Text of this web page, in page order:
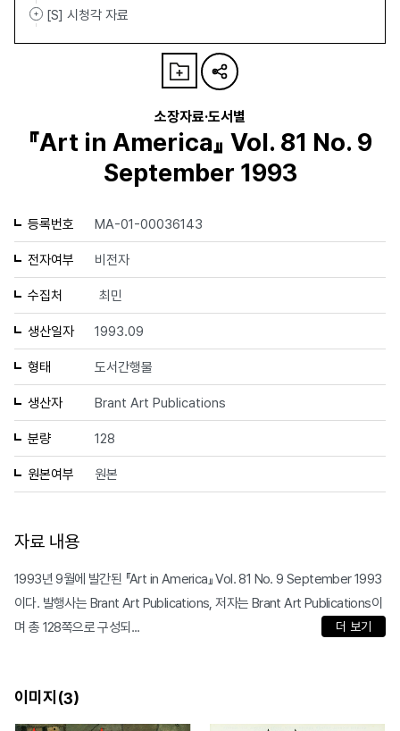
[S] 시청각 자료
소장자료·도서별
『Art in America』 Vol. 81 No. 9
September 1993
등록번호 MA-01-00036143
전자여부 비전자
수집처 최민
생산일자 1993.09
형태 도서간행물
생산자 Brant Art Publications
분량 128
원본여부 원본
자료 내용
1993년 9월에 발간된 『Art in America』 Vol. 81 No. 9 September 1993
이다. 발행사는 Brant Art Publications, 저자는 Brant Art Publications이
며 총 128쪽으로 구성되...
더 보기
이미지(3)